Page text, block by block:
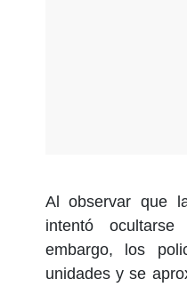
Al observar que
intentó
embargo, los
unidades y se